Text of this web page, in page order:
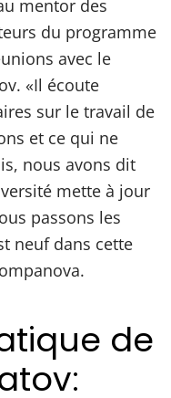
mentor des
du programme
avec le
«Il écoute
sur le travail de
et ce qui ne
nous avons dit
mette à jour
passons les
neuf dans cette
de